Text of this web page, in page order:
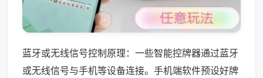
蓝牙或无线信号控制原理：一些智能控牌器通过蓝牙
或无线信号与手机等设备连接。手机端软件预设好牌